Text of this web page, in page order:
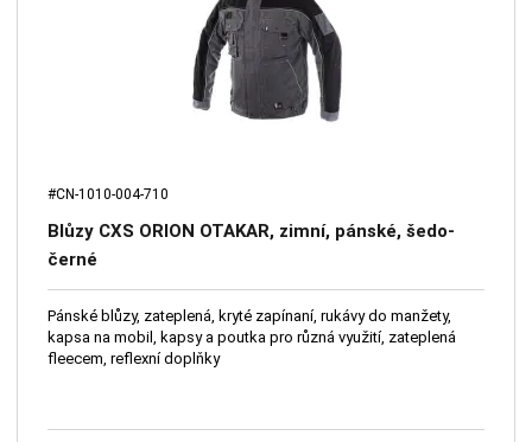
#CN-1010-004-710
Blůzy CXS ORION OTAKAR, zimní, pánské, šedo-
černé
Pánské blůzy, zateplená, kryté zapínaní, rukávy do manžety,
kapsa na mobil, kapsy a poutka pro různá využití, zateplená
fleecem, reflexní doplňky